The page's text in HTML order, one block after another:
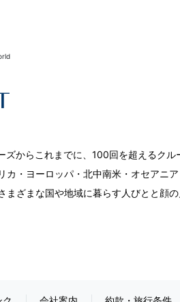
ズからこれまでに、100回を超えるク
カ・ヨーロッパ・北中南米・オセアニ
まざまな国や地域に暮らす人びとと顔の